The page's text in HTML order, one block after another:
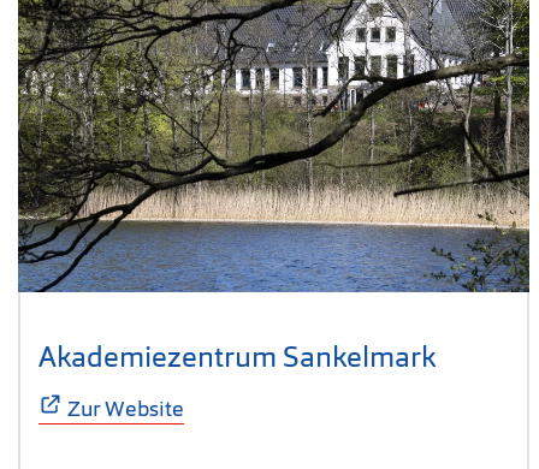
Akademiezentrum Sankelmark(Öffnet
Zur Website